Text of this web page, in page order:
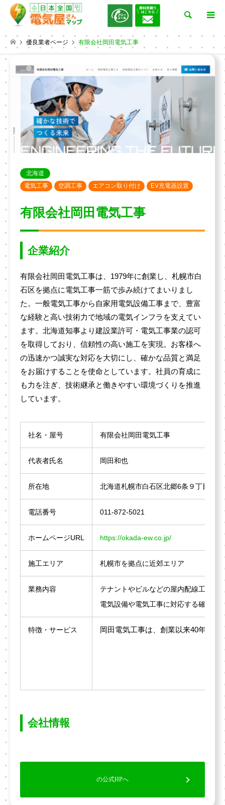
検索
優良業者ページ 有限会社岡田電気工事
北海道
電気工事
空調工事 エアコン取り付け EV充電器設置
有限会社岡田電気工事
企業紹介
有限会社岡田電気工事は、1979年に創業し、札幌市白
石区を拠点に電気工事一筋で歩み続けてまいりまし
た。一般電気工事から自家用電気設備工事まで、豊富
な経験と高い技術力で地域の電気インフラを支えてい
ます。北海道知事より建設業許可・電気工事業の認可
を取得しており、信頼性の高い施工を実現。お客様へ
の迅速かつ誠実な対応を大切にし、確かな品質と満足
をお届けすることを使命としています。社員の育成に
も力を注ぎ、技術継承と働きやすい環境づくりを推進
しています。
社名・屋号 有限会社岡田電気工事
代表者氏名 岡田和也
所在地 北海道札幌市白石区北郷6条９丁目6-26
電話番号 011-872-5021
ホームページURL https://okada-ew.co.jp/
施工エリア 札幌市を拠点に近郊エリア
業務内容
テナントやビルなどの屋内配線工事、
電気設備や電気工事に対応する確かな
特徴・サービス 岡田電気工事は、創業以来40年以
会社情報
の公式HPへ